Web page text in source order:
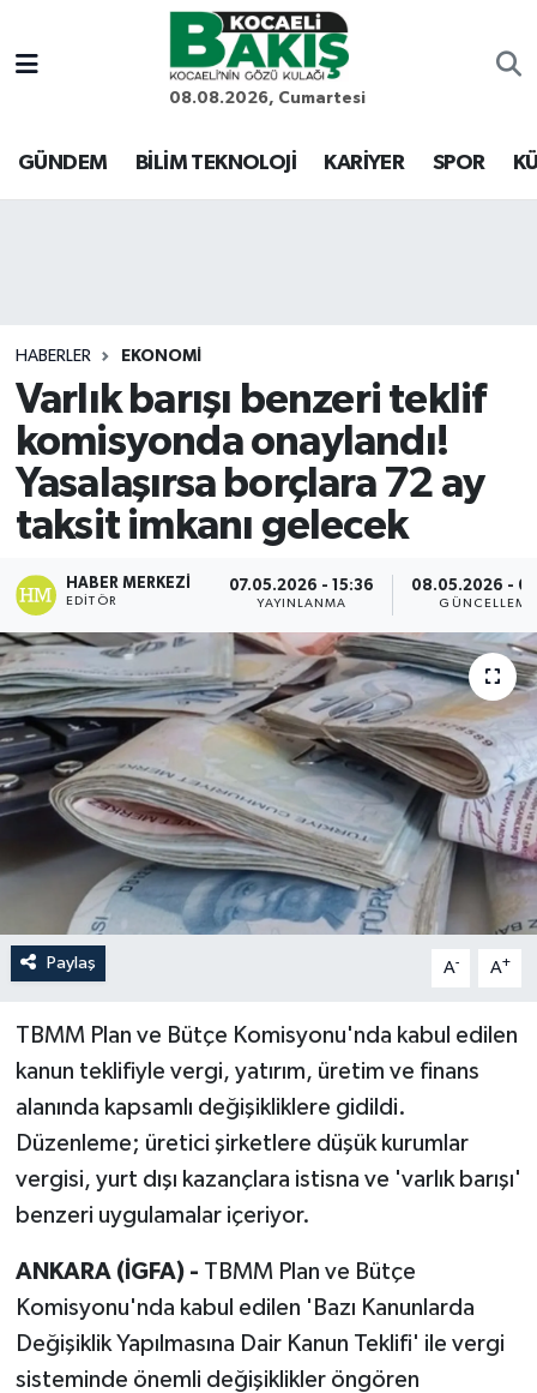
08.08.2026, Cumartesi
GÜNDEM BİLİM TEKNOLOJİ KARİYER SPOR
HABERLER EKONOMİ
Varlık barışı benzeri teklif
komisyonda onaylandı!
Yasalaşırsa borçlara 72 ay
taksit imkanı gelecek
HABER MERKEZI
EDITÖR
07.05.2026 - 15:36
YAYINLANMA
08.05.2026 -
GÜNCELLEME
Paylaş A- A+
TBMM Plan ve Bütçe Komisyonu'nda kabul edilen
kanun teklifiyle vergi, yatırım, üretim ve finans
alanında kapsamlı değişikliklere gidildi.
Düzenleme; üretici şirketlere düşük kurumlar
vergisi, yurt dışı kazançlara istisna ve 'varlık barışı'
benzeri uygulamalar içeriyor.
ANKARA (İGFA) - TBMM Plan ve Bütçe
Komisyonu'nda kabul edilen 'Bazı Kanunlarda
Değişiklik Yapılmasına Dair Kanun Teklifi' ile vergi
sisteminde önemli değişiklikler öngören
Kocaeli Nöbetçi Eczaneler
Kocaeli Hava Durumu
Son Dakika Haberleri
Haber Arşivi